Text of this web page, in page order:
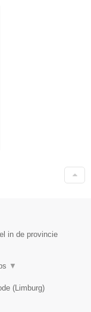
in de provincie
▼
(Limburg)